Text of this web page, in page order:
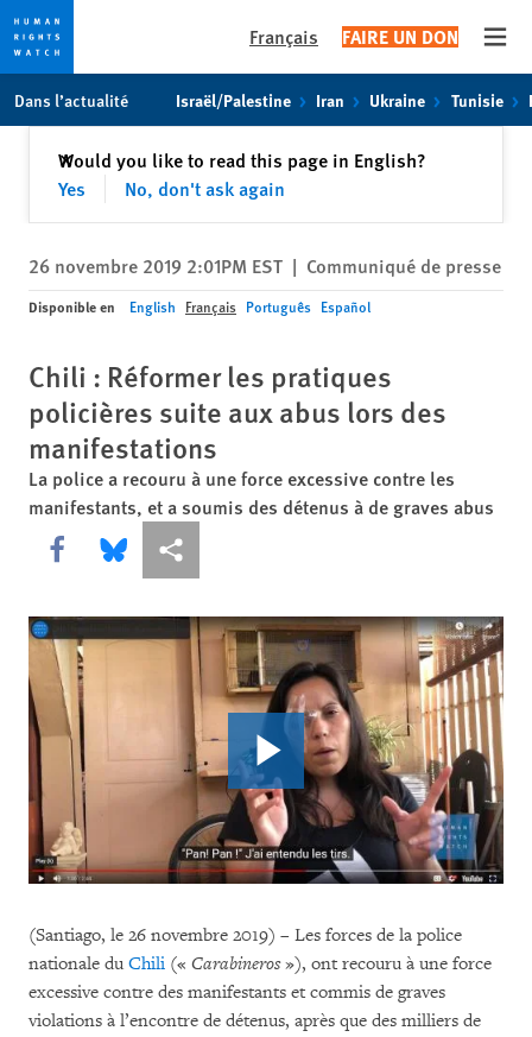
toto
content
Français FAIRE UN DON
Dans l’actualité Israël/Palestine Iran Ukraine Tunisie
Would you like to read this page in English?
Yes
No, don't ask again
✕Fermer
26 novembre 2019 2:01PM EST | Communiqué de presse
Disponible en English Français Português Español
Chili : Réformer les pratiques
policières suite aux abus lors des
manifestations
La police a recouru à une force excessive contre les
manifestants, et a soumis des détenus à de graves abus
Share this via Facebook
Share this via Bluesky
Share this via Partagez
(Santiago, le 26 novembre 2019) – Les forces de la police
nationale du Chili (« Carabineros»), ont recouru à une force
excessive contre des manifestants et commis de graves
violations à l’encontre de détenus, après que des milliers de